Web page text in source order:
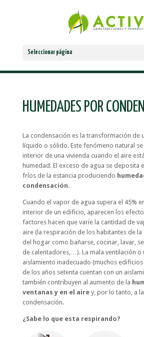
Seleccionar página
HUMEDADES POR
La condensación es la transformación de
líquido o sólido. Este fenómeno natural
interior de una vivienda cuando el aire
humedad. El exceso de agua se deposita
fríos de la estancia produciendo
condensación.
Cuando el vapor de agua supera el 45%
interior de un edificio, aparecen los
factores hacen que varíe la cantidad de
aire (la respiración de los habitantes de la
del hogar como bañarse, cocinar, lavar,
de calentadores,…). La mala ventilación o
aislamiento inadecuado (muchos
de los años setenta cuentan con un
también contribuyen al aumento de la
ventanas y en el airey, por lo tanto, a
condensación.
¿Sabe lo que esta respirando?